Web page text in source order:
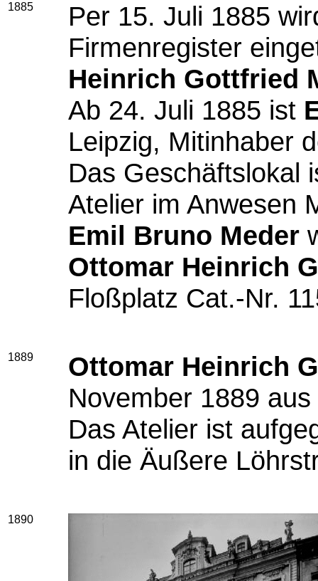
1885
Per 15. Juli 1885
Firmenregister
Heinrich Gottfried
Ab 24. Juli 1885 ist
Leipzig, Mitinhaber
Das Geschäftslokal
Atelier im Anwesen
Emil Bruno Meder
Ottomar Heinrich
Floßplatz Cat.-Nr.
1889
Ottomar Heinrich
November 1889
Das Atelier ist
in die Äußere
1890